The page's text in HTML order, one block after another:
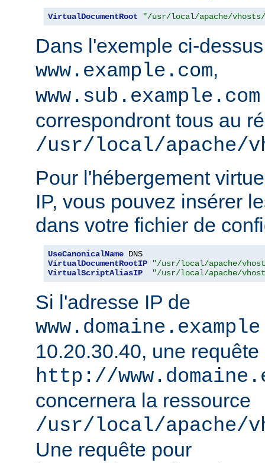
VirtualDocumentRoot "/usr/local/apache/vhosts/
Dans l'exemple ci-
www.example.com,
www.sub.example.com
correspondront tous au
/usr/local/apache/
Pour l'hébergement
IP, vous pouvez insérer
dans votre fichier de
UseCanonicalName
VirtualDocumentRootIP
"/usr/local/apache/
VirtualScriptAliasIP
"/usr/local/apache/
Si l'adresse IP de
10.20.30.40, une requête
http://
concernera la ressource
/usr/local/apache/
Une requête pour